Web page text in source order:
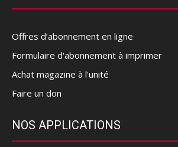
Offres d’abonnement en ligne
Formulaire d'abonnement à imprimer
Achat magazine à l'unité
Faire un don
NOS APPLICATIONS